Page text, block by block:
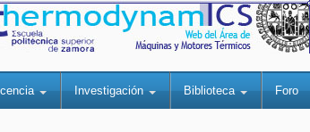
Investigación Biblioteca Foro